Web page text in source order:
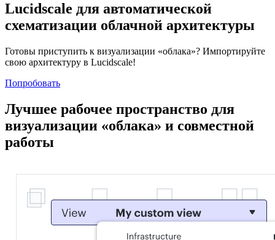
Lucidscale для автоматической
схематизации облачной архитектуры
Готовы приступить к визуализации «облака»? Импортируйте
свою архитектуру в Lucidscale!
Попробовать
Лучшее рабочее пространство для
визуализации «облака» и совместной
работы